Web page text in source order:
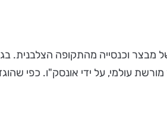
וכנסייה מהתקופה הצלבנית.
עולמי, על ידי אונסק"ו. כפי